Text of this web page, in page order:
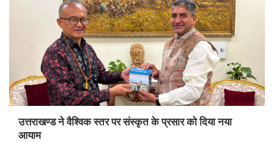
उत्तराखण्ड ने वैश्विक स्तर पर संस्कृत के प्रसार को दिया नया
आयाम